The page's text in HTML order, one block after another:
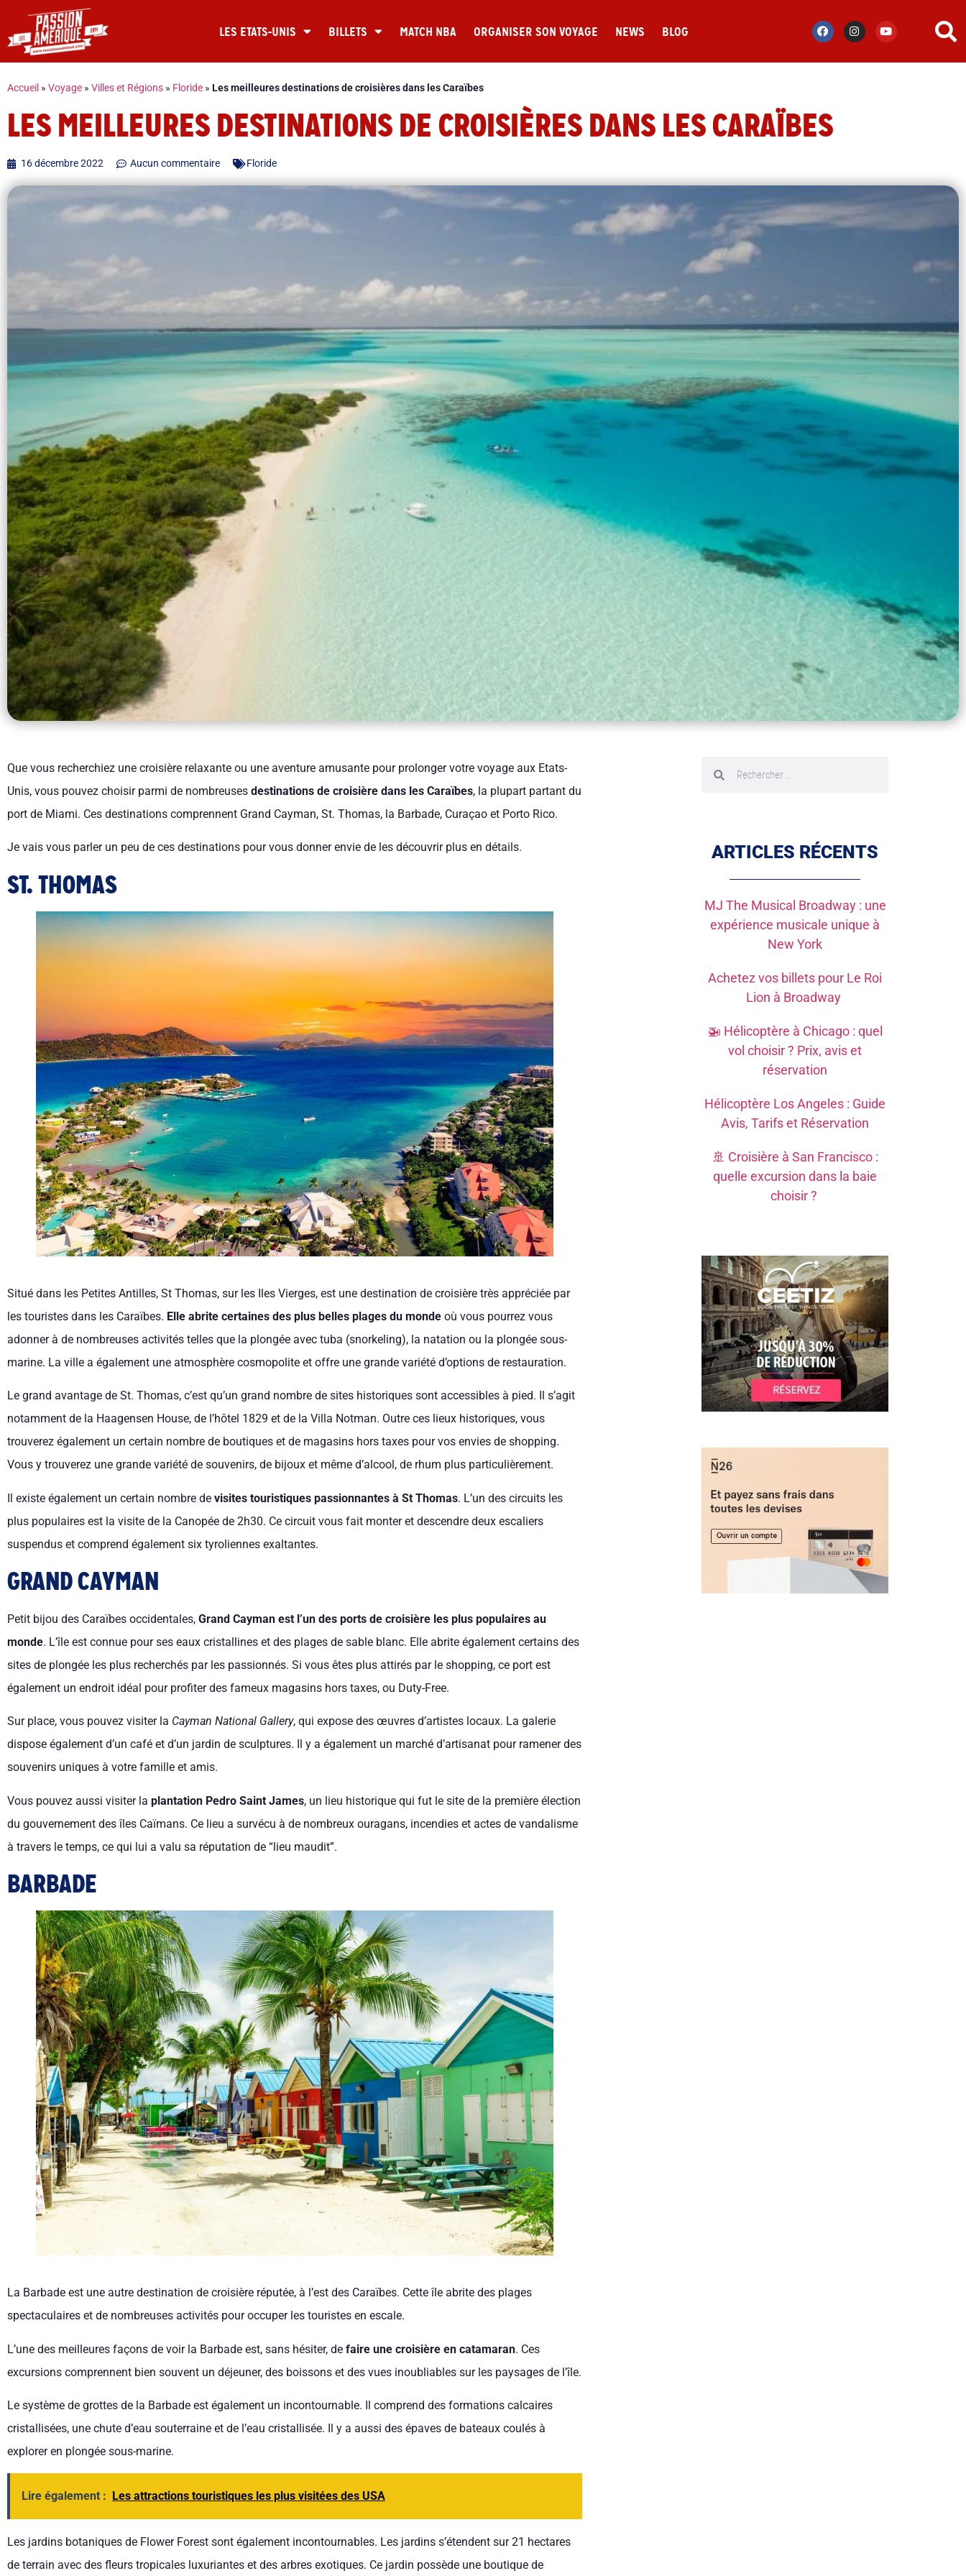
LES ETATS-UNIS BILLETS MATCH NBA ORGANISER SON VOYAGE NEWS BLOG
Accueil » Voyage » Villes et Régions » Floride » Les meilleures destinations de croisières dans les Caraïbes
LES MEILLEURES DESTINATIONS DE CROISIÈRES DANS LES CARAÏBES
16 décembre 2022 Aucun commentaire Floride
Que vous recherchiez une croisière relaxante ou une aventure amusante pour prolonger votre voyage aux Etats-
Unis, vous pouvez choisir parmi de nombreuses destinations de croisière dans les Caraïbes, la plupart partant du
port de Miami. Ces destinations comprennent Grand Cayman, St. Thomas, la Barbade, Curaçao et Porto Rico.
Je vais vous parler un peu de ces destinations pour vous donner envie de les découvrir plus en détails.
ST. THOMAS
Situé dans les Petites Antilles, St Thomas, sur les Iles Vierges, est une destination de croisière très appréciée par
les touristes dans les Caraïbes. Elle abrite certaines des plus belles plages du monde où vous pourrez vous
adonner à de nombreuses activités telles que la plongée avec tuba (snorkeling), la natation ou la plongée sous-
marine. La ville a également une atmosphère cosmopolite et offre une grande variété d’options de restauration.
Le grand avantage de St. Thomas, c’est qu’un grand nombre de sites historiques sont accessibles à pied. Il s’agit
notamment de la Haagensen House, de l’hôtel 1829 et de la Villa Notman. Outre ces lieux historiques, vous
trouverez également un certain nombre de boutiques et de magasins hors taxes pour vos envies de shopping.
Vous y trouverez une grande variété de souvenirs, de bijoux et même d’alcool, de rhum plus particulièrement.
Il existe également un certain nombre de visites touristiques passionnantes à St Thomas. L’un des circuits les
plus populaires est la visite de la Canopée de 2h30. Ce circuit vous fait monter et descendre deux escaliers
suspendus et comprend également six tyroliennes exaltantes.
GRAND CAYMAN
Petit bijou des Caraïbes occidentales, Grand Cayman est l’un des ports de croisière les plus populaires au
monde. L’île est connue pour ses eaux cristallines et des plages de sable blanc. Elle abrite également certains des
sites de plongée les plus recherchés par les passionnés. Si vous êtes plus attirés par le shopping, ce port est
également un endroit idéal pour profiter des fameux magasins hors taxes, ou Duty-Free.
Sur place, vous pouvez visiter la Cayman National Gallery, qui expose des œuvres d’artistes locaux. La galerie
dispose également d’un café et d’un jardin de sculptures. Il y a également un marché d’artisanat pour ramener des
souvenirs uniques à votre famille et amis.
Vous pouvez aussi visiter la plantation Pedro Saint James, un lieu historique qui fut le site de la première élection
du gouvernement des îles Caïmans. Ce lieu a survécu à de nombreux ouragans, incendies et actes de vandalisme
à travers le temps, ce qui lui a valu sa réputation de “lieu maudit”.
BARBADE
La Barbade est une autre destination de croisière réputée, à l’est des Caraïbes. Cette île abrite des plages
spectaculaires et de nombreuses activités pour occuper les touristes en escale.
L’une des meilleures façons de voir la Barbade est, sans hésiter, de faire une croisière en catamaran. Ces
excursions comprennent bien souvent un déjeuner, des boissons et des vues inoubliables sur les paysages de l’île.
Le système de grottes de la Barbade est également un incontournable. Il comprend des formations calcaires
cristallisées, une chute d’eau souterraine et de l’eau cristallisée. Il y a aussi des épaves de bateaux coulés à
explorer en plongée sous-marine.
Lire également : Les attractions touristiques les plus visitées des USA
Les jardins botaniques de Flower Forest sont également incontournables. Les jardins s’étendent sur 21 hectares
de terrain avec des fleurs tropicales luxuriantes et des arbres exotiques. Ce jardin possède une boutique de
ARTICLES RÉCENTS
MJ The Musical Broadway : une
expérience musicale unique à
New York
Achetez vos billets pour Le Roi
Lion à Broadway
🚁 Hélicoptère à Chicago : quel
vol choisir ? Prix, avis et
réservation
Hélicoptère Los Angeles : Guide
Avis, Tarifs et Réservation
🚢 Croisière à San Francisco :
quelle excursion dans la baie
choisir ?